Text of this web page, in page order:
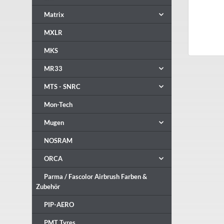
Matrix
MXLR
MKS
MR33
MTS - SNRC
Mon-Tech
Mugen
NOSRAM
ORCA
Parma / Fascolor Airbrush Farben &
Zubehör
PIP-AERO